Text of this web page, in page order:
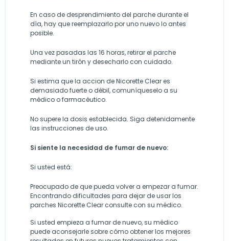
En caso de desprendimiento del parche durante el
día, hay que reemplazarlo por uno nuevo lo antes
posible.
Una vez pasadas las 16 horas, retirar el parche
mediante un tirón y desecharlo con cuidado.
Si estima que la accion de Nicorette Clear es
demasiado fuerte o débil, comuníqueselo a su
médico o farmacéutico.
No supere la dosis establecida. Siga detenidamente
las instrucciones de uso.
Si siente la necesidad de fumar de nuevo:
Si usted está:
Preocupado de que pueda volver a empezar a fumar.
Encontrando dificultades para dejar de usar los
parches Nicorette Clear consulte con su médico.
Si usted empieza a fumar de nuevo, su médico
puede aconsejarle sobre cómo obtener los mejores